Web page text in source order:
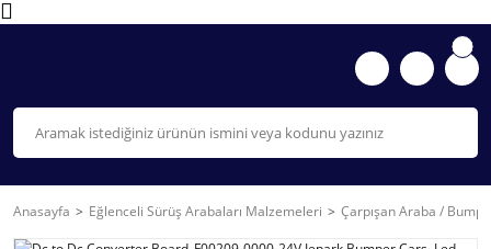
Anasayfa Eğlenceli Sürüş Arabaları Malzemeleri Çarpışan Araba /